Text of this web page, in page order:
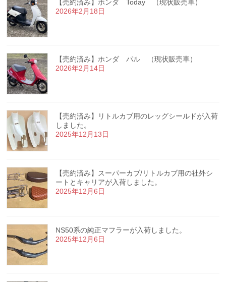
【売約済み】ホンダ Today （現状販売車）
2026年2月18日
【売約済み】ホンダ パル （現状販売車）
2026年2月14日
【売約済み】リトルカブ用のレッグシールドが入荷
しました。
2025年12月13日
【売約済み】スーパーカブ/リトルカブ用の社外シ
ートとキャリアが入荷しました。
2025年12月6日
NS50系の純正マフラーが入荷しました。
2025年12月6日